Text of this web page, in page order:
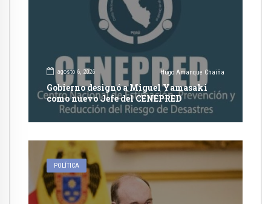
agosto 6, 2026 Hugo Amanque Chaiña
Gobierno designó a Miguel Yamasaki
como nuevo Jefe del CENEPRED
POLÍTICA